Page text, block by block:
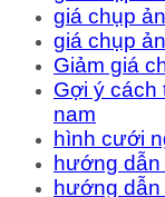
giá chụp
giá chụp
Giảm giá
Gợi ý cách
nam
hình cưới
hướng
hướng